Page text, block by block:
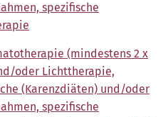
spezifische
(mindestens 2 x
oder Lichttherapie,
(Karenzdiäten) und/oder
spezifische